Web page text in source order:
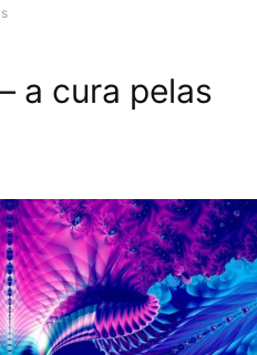
a cura pelas